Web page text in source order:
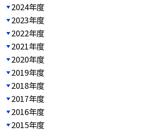
2024年度
2023年度
2022年度
2021年度
2020年度
2019年度
2018年度
2017年度
2016年度
2015年度